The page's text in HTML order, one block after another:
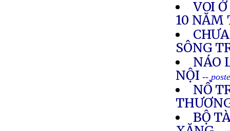
VOI
10 NĂM
SÔNG
NÁO
NỘI--
NỔ
BỘ